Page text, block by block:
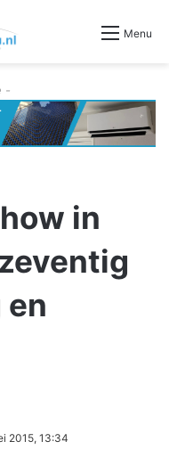
Menu
-
in
2015, 13:34